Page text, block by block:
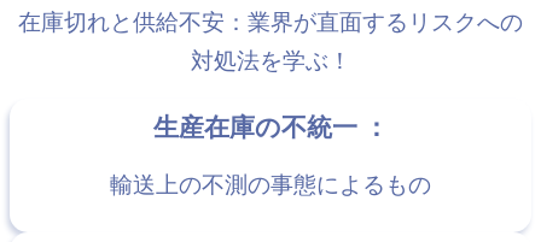
在庫切れと供給不安：業界が直面するリスクへの
対処法を学ぶ！
生産在庫の不統一 ：
輸送上の不測の事態によるもの